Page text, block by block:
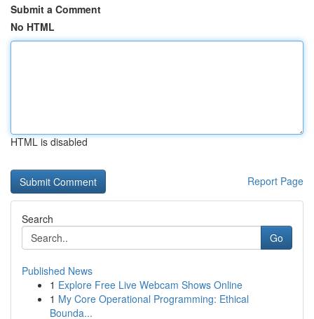
Submit a Comment
No HTML
HTML is disabled
Report Page
Search
Go
Published News
1 Explore Free Live Webcam Shows Online
1 My Core Operational Programming: Ethical
Bounda...